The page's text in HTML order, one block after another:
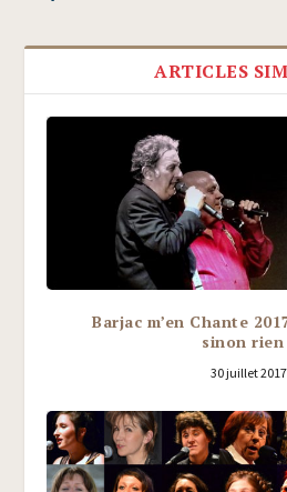
ARTICLES
Barjac m’en Chante
sinon
30 juillet 2017